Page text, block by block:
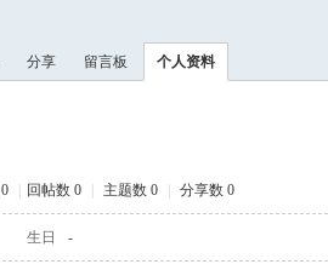
分享 留言板 个人资料
回帖数 0 主题数 0 分享数 0
生日 -